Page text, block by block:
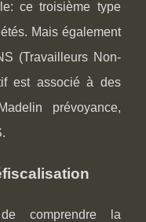
ce troisième type
Mais également
(Travailleurs Non-
est associé à des
prévoyance,
comprendre la